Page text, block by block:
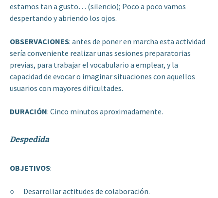
estamos tan a gusto… (silencio); Poco a poco vamos
despertando y abriendo los ojos.
OBSERVACIONES: antes de poner en marcha esta actividad
sería conveniente realizar unas sesiones preparatorias
previas, para trabajar el vocabulario a emplear, y la
capacidad de evocar o imaginar situaciones con aquellos
usuarios con mayores dificultades.
DURACIÓN: Cinco minutos aproximadamente.
Despedida
OBJETIVOS:
○ Desarrollar actitudes de colaboración.